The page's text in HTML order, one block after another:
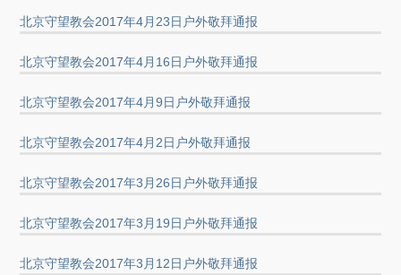
北京守望教会2017年4月23日户外敬拜通报
北京守望教会2017年4月16日户外敬拜通报
北京守望教会2017年4月9日户外敬拜通报
北京守望教会2017年4月2日户外敬拜通报
北京守望教会2017年3月26日户外敬拜通报
北京守望教会2017年3月19日户外敬拜通报
北京守望教会2017年3月12日户外敬拜通报